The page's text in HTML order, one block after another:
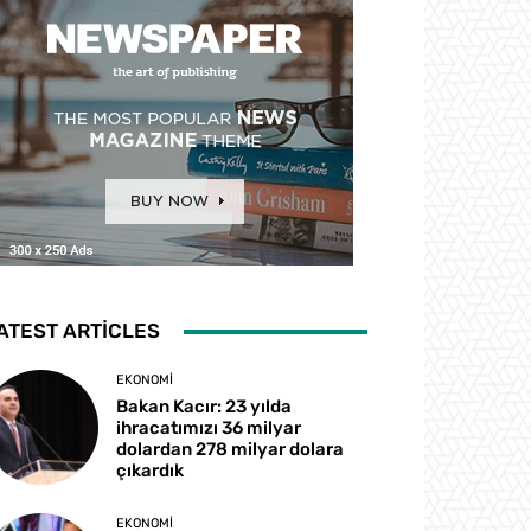
ARTICLES
EKONOMI
Bakan Kacır: 23 yılda
ihracatımızı 36 milyar
dolardan 278 milyar dolara
çıkardık
EKONOMI